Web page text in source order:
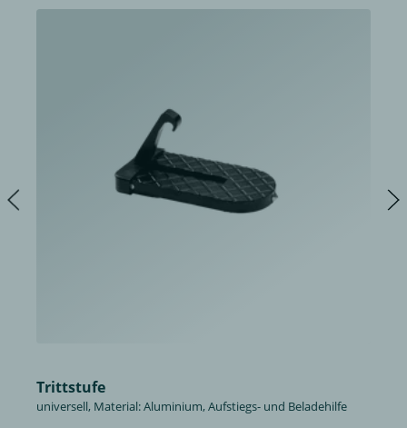
Trittstufe
universell, Material: Aluminium, Aufstiegs- und Beladehilfe